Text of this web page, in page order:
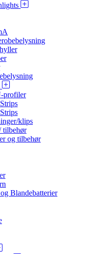
profiler
klips
tilbehør
og tilbehør
Blandebatterier